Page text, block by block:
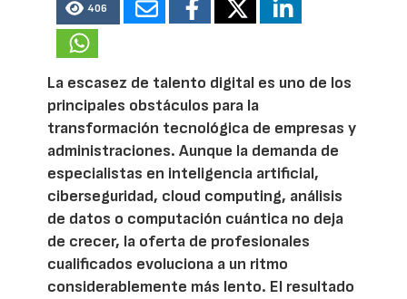
406
La escasez de talento digital es uno de los
principales obstáculos para la
transformación tecnológica de empresas y
administraciones. Aunque la demanda de
especialistas en inteligencia artificial,
ciberseguridad, cloud computing, análisis
de datos o computación cuántica no deja
de crecer, la oferta de profesionales
cualificados evoluciona a un ritmo
considerablemente más lento. El resultado